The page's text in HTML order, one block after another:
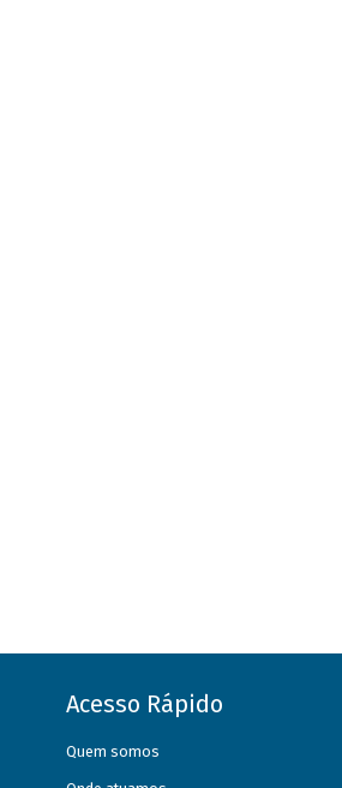
Acesso Rápido
Quem somos